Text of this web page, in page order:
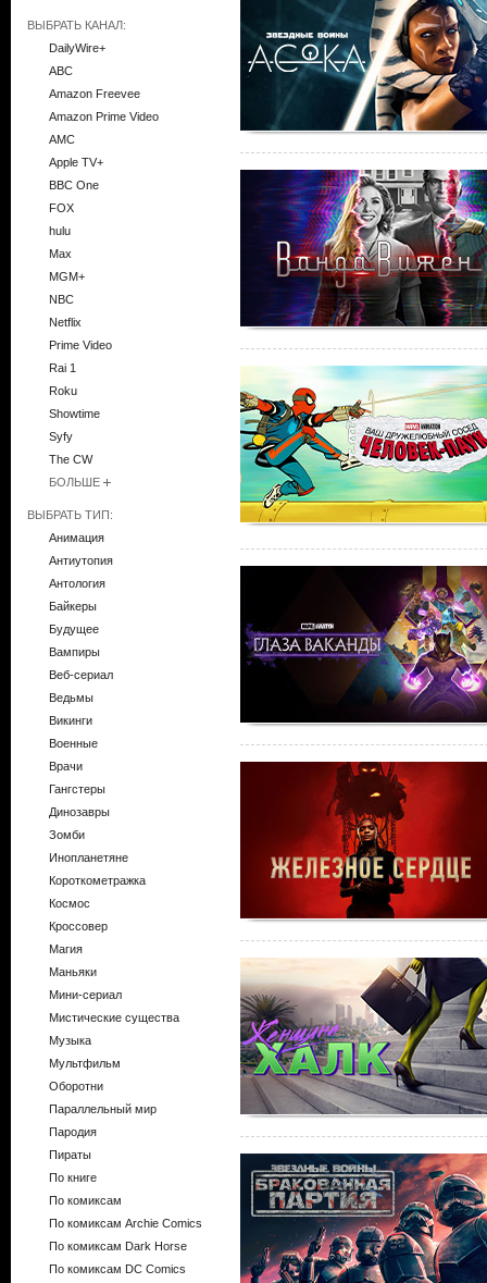
ВЫБРАТЬ КАНАЛ:
DailyWire+
ABC
Amazon Freevee
Amazon Prime Video
AMC
Apple TV+
BBC One
FOX
hulu
Max
MGM+
NBC
Netflix
Prime Video
Rai 1
Roku
Showtime
Syfy
The CW
БОЛЬШЕ
ВЫБРАТЬ ТИП:
Анимация
Антиутопия
Антология
Байкеры
Будущее
Вампиры
Веб-сериал
Ведьмы
Викинги
Военные
Врачи
Гангстеры
Динозавры
Зомби
Инопланетяне
Короткометражка
Космос
Кроссовер
Магия
Маньяки
Мини-сериал
Мистические существа
Музыка
Мультфильм
Оборотни
Параллельный мир
Пародия
Пираты
По книге
По комиксам
По комиксам Archie Comics
По комиксам Dark Horse
По комиксам DC Comics